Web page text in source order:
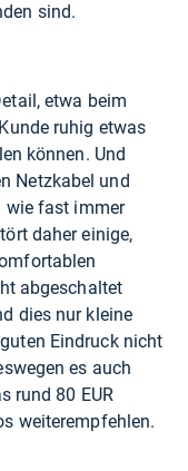
sind.
etwa beim
ruhig etwas
können. Und
Netzkabel und
wie fast immer
daher einige,
abgeschaltet
dies nur kleine
Eindruck nicht
es auch
rund 80 EUR
weiterempfehlen.